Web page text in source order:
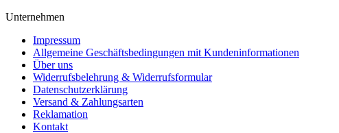
Unternehmen
Impressum
Allgemeine Geschäftsbedingungen mit Kundeninformationen
Über uns
Widerrufsbelehrung & Widerrufsformular
Datenschutzerklärung
Versand & Zahlungsarten
Reklamation
Kontakt